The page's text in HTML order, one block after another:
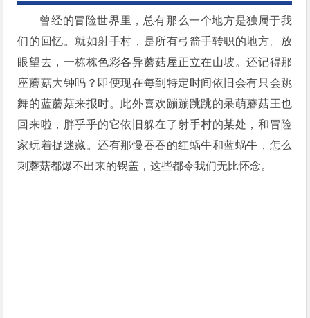
曾经的冒险世界里，总有那么一个地方是独属于我
们的回忆。就如射手村，是所有弓箭手转职的地方。放
眼望去，一栋栋色彩各异蘑菇屋正立在山坡。还记得那
座蘑菇大钟吗？即便现在每到特定时间依旧会有只会跳
舞的蓝蘑菇来报时。此外喜欢蹦蹦跳跳的呆萌蘑菇王也
回来啦，胖乎乎的它依旧躲在了射手村的某处，和冒险
家玩着捉迷藏。还有那慢吞吞的红蜗牛和蓝蜗牛，怎么
刺蘑菇都爆不出来的锅盖，这些都令我们无比怀念。